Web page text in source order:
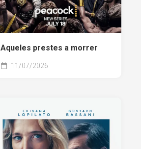
Aqueles prestes a morrer
11/07/2026